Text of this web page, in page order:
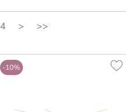
4 > >>
-10%